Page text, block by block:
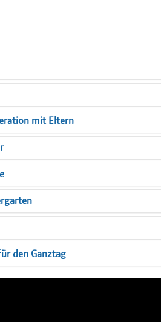
mit Eltern
den Ganztag